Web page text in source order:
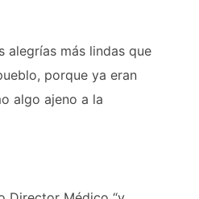
alegrías más lindas que
porque ya eran
algo ajeno a la